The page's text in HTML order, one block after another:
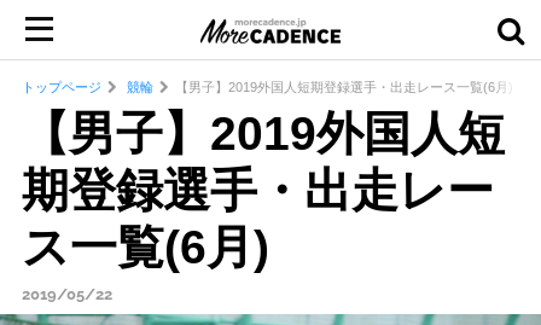
トップページ 競輪 【男子】2019外国人短期登録選手・出走レース一覧(6月)
【男子】2019外国人短
期登録選手・出走レー
ス一覧(6月)
2019/05/22